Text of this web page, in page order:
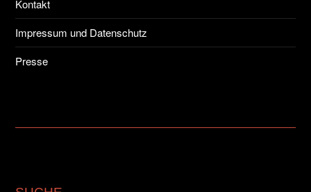
Kontakt
Impressum und Datenschutz
Presse